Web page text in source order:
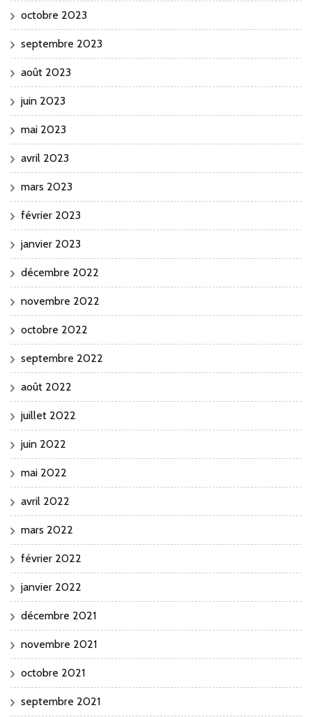
octobre 2023
septembre 2023
août 2023
juin 2023
mai 2023
avril 2023
mars 2023
février 2023
janvier 2023
décembre 2022
novembre 2022
octobre 2022
septembre 2022
août 2022
juillet 2022
juin 2022
mai 2022
avril 2022
mars 2022
février 2022
janvier 2022
décembre 2021
novembre 2021
octobre 2021
septembre 2021